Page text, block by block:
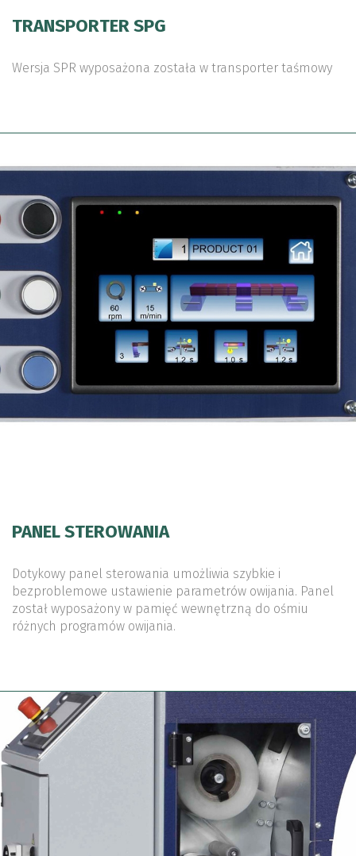
TRANSPORTER SPG
Wersja SPR wyposażona została w transporter taśmowy
PANEL STEROWANIA
Dotykowy panel sterowania umożliwia szybkie i
bezproblemowe ustawienie parametrów owijania. Panel
został wyposażony w pamięć wewnętrzną do ośmiu
różnych programów owijania.